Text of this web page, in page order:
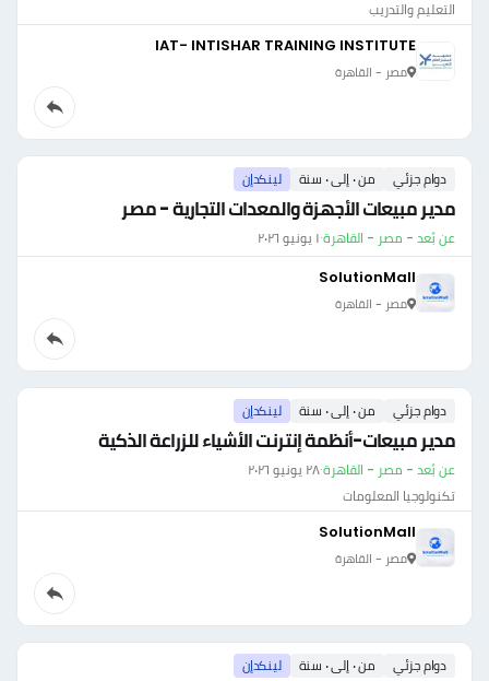
التعليم والتدريب
IAT- INTISHAR TRAINING INSTITUTE
مصر - القاهرة
دوام جزئي من ٠ إلى ٠ سنة لينكدإن
مدير مبيعات الأجهزة والمعدات التجارية - مصر
عن بُعد - مصر - القاهرة·١ يونيو ٢٠٢٦
SolutionMall
مصر - القاهرة
دوام جزئي من ٠ إلى ٠ سنة لينكدإن
مدير مبيعات-أنظمة إنترنت الأشياء للزراعة الذكية
عن بُعد - مصر - القاهرة·٢٨ يونيو ٢٠٢٦
تكنولوجيا المعلومات
SolutionMall
مصر - القاهرة
دوام جزئي من ٠ إلى ٠ سنة لينكدإن